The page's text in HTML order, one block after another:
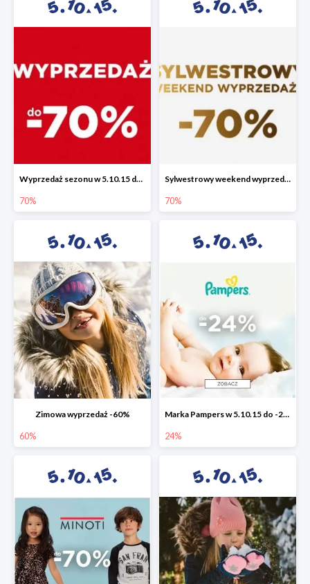
Wyprzedaż sezonu w 5.10.15 do -70%
70%
Sylwestrowy weekend wyprzedaży do -70%
70%
Zimowa wyprzedaż -60%
60%
Marka Pampers w 5.10.15 do -24%
24%